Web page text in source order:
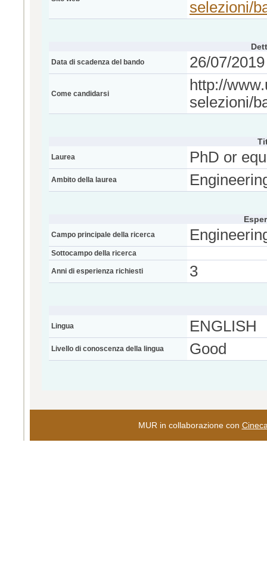
selezioni/
Data di scadenza del bando 26/07/
Come candidarsi
http://
selezioni/
Laurea PhD or
Ambito della laurea
Campo principale della ricerca
Sottocampo della ricerca
Anni di esperienza richiesti 3
Lingua ENGLISH
Livello di conoscenza della lingua Good
MUR in collaborazione con